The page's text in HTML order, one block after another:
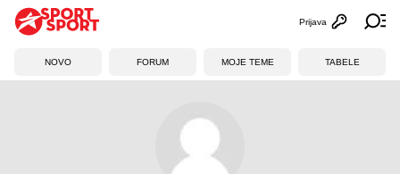
Otvori
Prijava
NOVO FORUM MOJE TEME TABELE